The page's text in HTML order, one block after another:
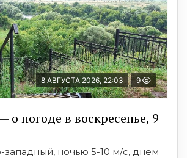
8 АВГУСТА 2026, 22:03 9
о погоде в воскресенье, 9
западный, ночью 5-10 м/с, днем